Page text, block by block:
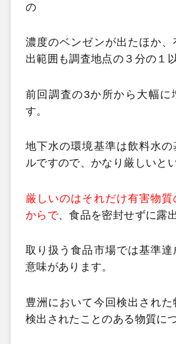
の
濃度のベンゼンが出たほか、
出範囲も調査地点の３分の１
前回調査の3か所から大幅に
す。
地下水の環境基準は飲料水
ルですので、かなり厳しいと
厳しいのはそれだけ有害物
からで、食品を密封せずに露
取り扱う食品市場では基準達
意味があります。
豊洲において今回検出された
検出されたことのある物質に